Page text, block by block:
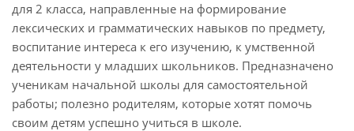
для 2 класса, направленные на формирование
лексических и грамматических навыков по предмету,
воспитание интереса к его изучению, к умственной
деятельности у младших школьников. Предназначено
ученикам начальной школы для самостоятельной
работы; полезно родителям, которые хотят помочь
своим детям успешно учиться в школе.